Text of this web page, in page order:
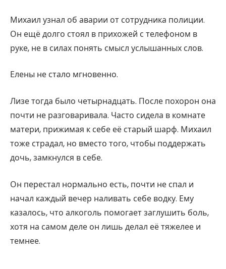
Михаил узнал об аварии от сотрудника полиции.
Он ещё долго стоял в прихожей с телефоном в
руке, не в силах понять смысл услышанных слов.
Елены не стало мгновенно.
Лизе тогда было четырнадцать. После похорон она
почти не разговаривала. Часто сидела в комнате
матери, прижимая к себе её старый шарф. Михаил
тоже страдал, но вместо того, чтобы поддержать
дочь, замкнулся в себе.
Он перестал нормально есть, почти не спал и
начал каждый вечер наливать себе водку. Ему
казалось, что алкоголь помогает заглушить боль,
хотя на самом деле он лишь делал её тяжелее и
темнее.